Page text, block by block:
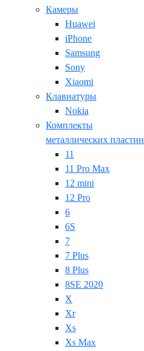
Камеры
Huawei
iPhone
Samsung
Sony
Xiaomi
Клавиатуры
Nokia
Комплекты
металлических пластин
11
11 Pro Max
12 mini
12 Pro
6
6S
7
7 Plus
8 Plus
8SE 2020
X
Xr
Xs
Xs Max